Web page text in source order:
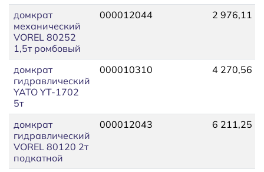
домкрат
механический
VOREL 80252
1,5т ромбовый
000012044 2 976,11
домкрат
гидравлический
YATO YT-1702
5т
000010310 4 270,56
домкрат
гидравлический
VOREL 80120 2т
подкатной
000012043 6 211,25